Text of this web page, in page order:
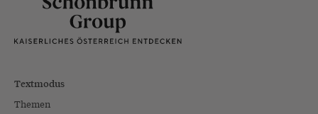
Textmodus
Themen